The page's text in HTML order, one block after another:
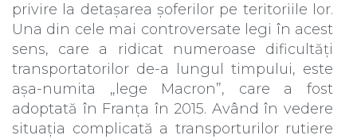
privire la detașarea șoferilor pe teritoriile lor.
Una din cele mai controversate legi în acest
sens, care a ridicat numeroase dificultăți
transportatorilor de-a lungul timpului, este
așa-numita „lege Macron”, care a fost
adoptată în Franța în 2015. Având în vedere
situația complicată a transporturilor rutiere